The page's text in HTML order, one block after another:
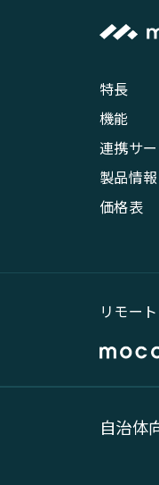
特長
機能
連携サ
製品情報
価格表
リモー
自治体